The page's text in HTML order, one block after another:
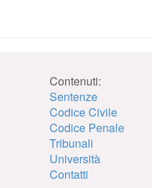
Contenuti:
Sentenze
Codice Civile
Codice Penale
Tribunali
Università
Contatti